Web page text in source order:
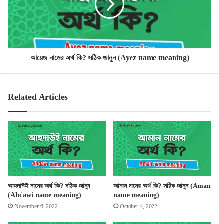
সঠিক
জানুন
(Ayez
name
meaning)
আয়েজ নামের অর্থ কি? সঠিক জানুন (Ayez name meaning)
Related Articles
আহদাউই নামের অর্থ কি? সঠিক জানুন
(Ahdawi name meaning)
November 6, 2022
আমান নামের অর্থ কি? সঠিক জানুন (Aman
name meaning)
October 4, 2022